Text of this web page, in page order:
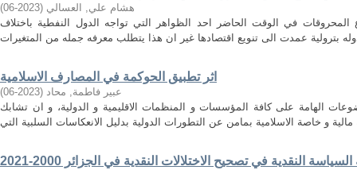
هشام علي, العسالي (
2023-06
)
المحروقات في الوقت الحاضر احد الظواهر التي تواجه الدول النفطية باختلاف
اثر تطبيق الحوكمة في المصارف الاسلامية
عبير فاطمة, محاد (
2023-06
)
الهامة على كافة المؤسسات و المنظمات الاقليمية و الدولية، و ان تشابك
النقدية في تصحيح الاختلالات النقدية في الجزائر 2000-2021